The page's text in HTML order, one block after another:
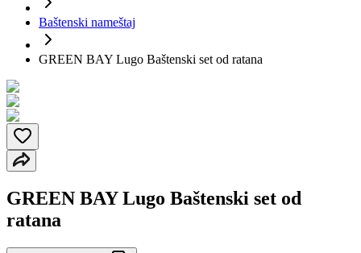
Baštenski nameštaj
GREEN BAY Lugo Baštenski set od ratana
GREEN BAY Lugo Baštenski set od
ratana